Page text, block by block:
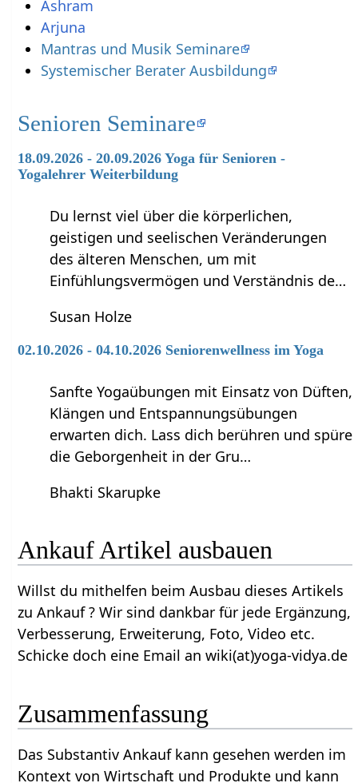
Ashram
Arjuna
Mantras und Musik Seminare
Systemischer Berater Ausbildung
Senioren Seminare
18.09.2026 - 20.09.2026 Yoga für Senioren -
Yogalehrer Weiterbildung
Du lernst viel über die körperlichen,
geistigen und seelischen Veränderungen
des älteren Menschen, um mit
Einfühlungsvermögen und Verständnis de…
Susan Holze
02.10.2026 - 04.10.2026 Seniorenwellness im Yoga
Sanfte Yogaübungen mit Einsatz von Düften,
Klängen und Entspannungsübungen
erwarten dich. Lass dich berühren und spüre
die Geborgenheit in der Gru…
Bhakti Skarupke
Ankauf‏‎ Artikel ausbauen
Willst du mithelfen beim Ausbau dieses Artikels
zu Ankauf‏‎ ? Wir sind dankbar für jede Ergänzung,
Verbesserung, Erweiterung, Foto, Video etc.
Schicke doch eine Email an wiki(at)yoga-vidya.de
Zusammenfassung
Das Substantiv Ankauf‏‎ kann gesehen werden im
Kontext von Wirtschaft und Produkte und kann